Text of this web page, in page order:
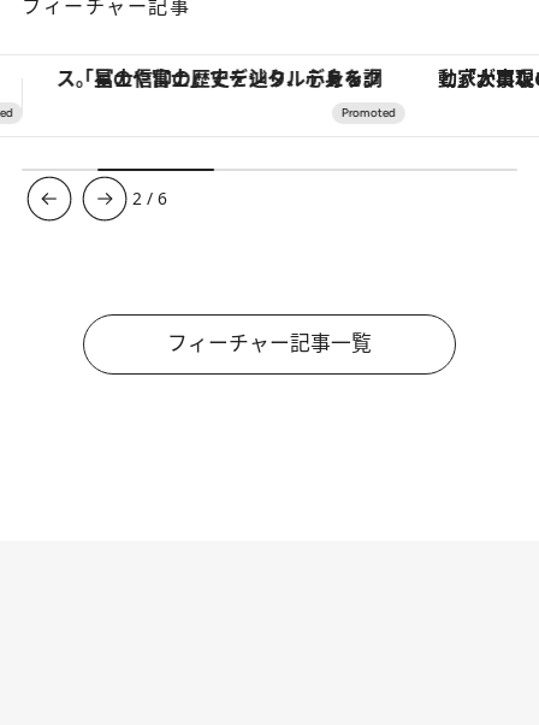
フィーチャー記事
「大事なのは地域の意識を変えること」。ロレックス賞受賞の自然保護活動家が実現させたナイジェリアの自然環境の復活
3 /6
フィーチャー記事一覧